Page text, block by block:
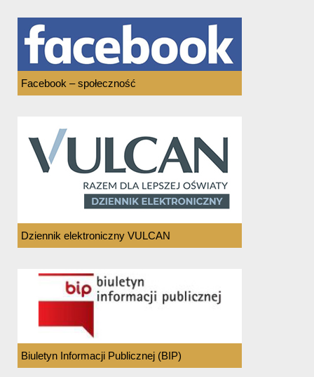
Facebook – społeczność
Dziennik elektroniczny VULCAN
Biuletyn Informacji Publicznej (BIP)